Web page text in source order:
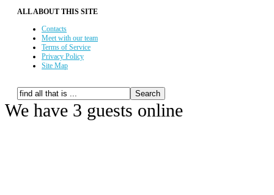
ALL ABOUT THIS SITE
Contacts
Meet with our team
Terms of Service
Privacy Policy
Site Map
We have 3 guests online